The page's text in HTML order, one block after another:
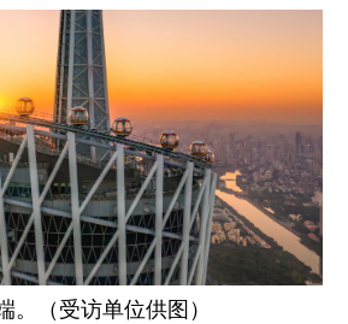
（受访单位供图）